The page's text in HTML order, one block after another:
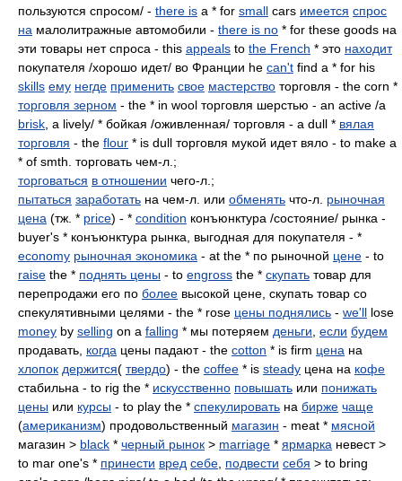
пользуются спросом/ - there is a * for small cars имеется спрос
на малолитражные автомобили - there is no * for these goods на
эти товары нет спроса - this appeals to the French * это находит
покупателя /хорошо идет/ во Франции he can't find a * for his
skills ему негде применить свое мастерство торговля - the corn *
торговля зерном - the * in wool торговля шерстью - an active /a
brisk , a lively/ * бойкая /оживленная/ торговля - a dull * вялая
торговля - the flour * is dull торговля мукой идет вяло - to make a
* of smth. торговать чем-л.;
торговаться в отношении чего-л.;
пытаться заработать на чем-л. или обменять что-л. рыночная
цена (тж. * price) - * condition конъюнктура /состояние/ рынка -
buyer's * конъюнктура рынка, выгодная для покупателя - *
economy рыночная экономика - at the * по рыночной цене - to
raise the * поднять цены - to engross the * скупать товар для
перепродажи его по более высокой цене, скупать товар со
спекулятивными целями - the * rose цены поднялись - we'll lose
money by selling on a falling * мы потеряем деньги если будем
продавать, когда цены падают - the cotton * is firm цена на
хлопок держится( твердо) - the coffee * is steady цена на кофе
стабильна - to rig the * искусственно повышать или понижать
цены или курсы - to play the * спекулировать на бирже чаще
(американизм) продовольственный магазин - meat * мясной
магазин > black * черный рынок > marriage * ярмарка невест >
to mar one's * принести вред себе подвести себя > to bring